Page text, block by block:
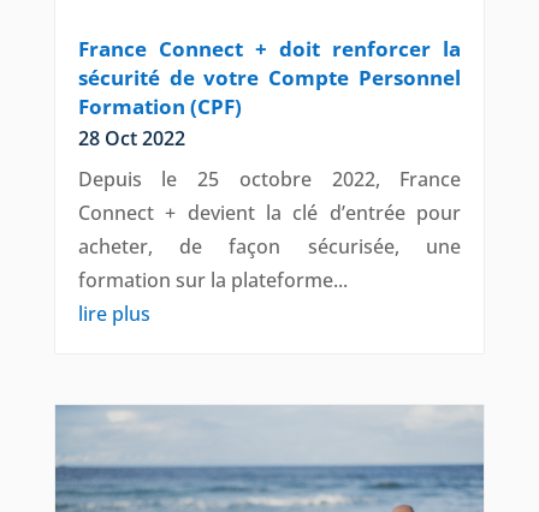
France Connect + doit renforcer la
sécurité de votre Compte Personnel
Formation (CPF)
28 Oct 2022
Depuis le 25 octobre 2022, France
Connect + devient la clé d’entrée pour
acheter, de façon sécurisée, une
formation sur la plateforme...
lire plus